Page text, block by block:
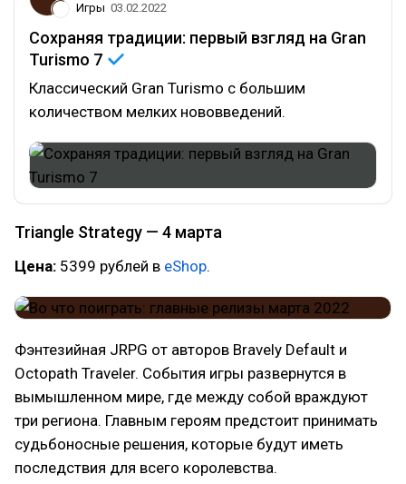
Игры 03.02.2022
Сохраняя традиции: первый взгляд на Gran
Turismo 7
Классический Gran Turismo с большим
количеством мелких нововведений.
Triangle Strategy — 4 марта
Цена: 5399 рублей в eShop.
Фэнтезийная JRPG от авторов Bravely Default и
Octopath Traveler. События игры развернутся в
вымышленном мире, где между собой враждуют
три региона. Главным героям предстоит принимать
судьбоносные решения, которые будут иметь
последствия для всего королевства.